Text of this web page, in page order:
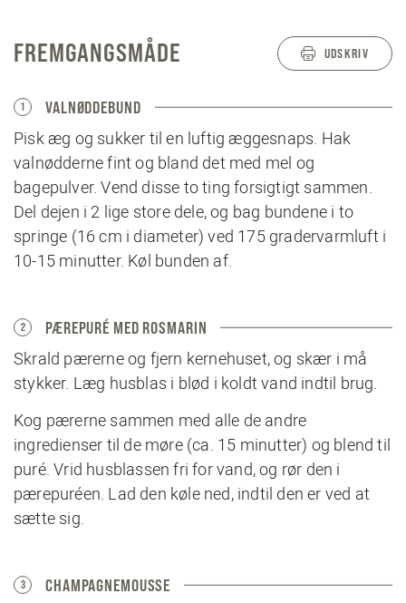
FREMGANGSMÅDE UDSKRIV
1 VALNØDDEBUND
Pisk æg og sukker til en luftig æggesnaps. Hak
valnødderne fint og bland det med mel og
bagepulver. Vend disse to ting forsigtigt sammen.
Del dejen i 2 lige store dele, og bag bundene i to
springe (16 cm i diameter) ved 175 gradervarmluft i
10-15 minutter. Køl bunden af.
2 PÆREPURÉ MED ROSMARIN
Skrald pærerne og fjern kernehuset, og skær i må
stykker. Læg husblas i blød i koldt vand indtil brug.
Kog pærerne sammen med alle de andre
ingredienser til de møre (ca. 15 minutter) og blend til
puré. Vrid husblassen fri for vand, og rør den i
pærepuréen. Lad den køle ned, indtil den er ved at
sætte sig.
3 CHAMPAGNEMOUSSE